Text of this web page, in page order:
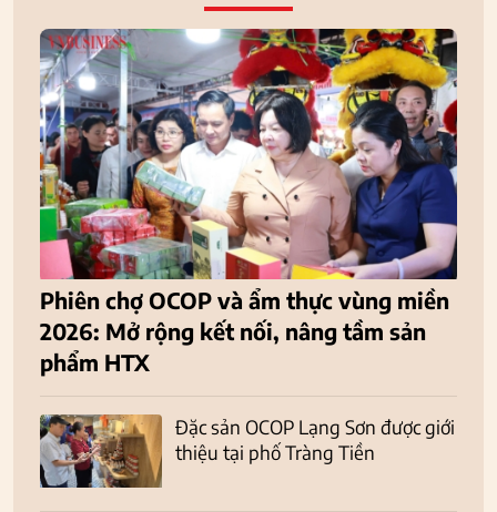
Phiên chợ OCOP và ẩm thực vùng miền
2026: Mở rộng kết nối, nâng tầm sản
phẩm HTX
Đặc sản OCOP Lạng Sơn được giới
thiệu tại phố Tràng Tiền